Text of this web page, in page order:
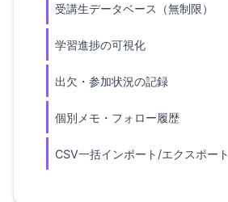
受講生データベース（無制限）
学習進捗の可視化
出欠・参加状況の記録
個別メモ・フォロー履歴
CSV一括インポート/エクスポート